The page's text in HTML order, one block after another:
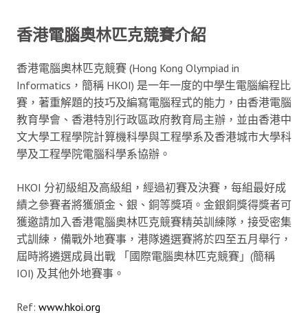
香港電腦奧林匹克競賽介紹
香港電腦奧林匹克競賽 (Hong Kong Olympiad in
Informatics，簡稱 HKOI) 是一年一度的中學生電腦編程比
賽，著重解題的技巧及編寫電腦程式的能力，由香港電腦
教育學會、香港特別行政區政府教育局主辦，並由香港中
文大學工程學院計算機科學與工程學系及香港城市大學科
學及工程學院電腦科學系協辦。
HKOI 分初級組及高級組，經過初賽及決賽，每組最好成
績之參賽者將獲頒金、銀、銅等獎項。金銀銅獎得獎者可
獲邀請加入香港電腦奧林匹克競賽精英訓練隊，接受密集
式訓練，備戰外地賽事，港隊遴選賽將於四至五月舉行，
屆時將遴選成員出戰 「國際電腦奧林匹克競賽」(簡稱
IOI) 及其他外地賽事。
Ref: www.hkoi.org